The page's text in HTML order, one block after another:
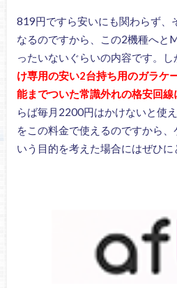
819円ですら安いにも関わらず、
なるのですから、この2機種へと
ったいないぐらいの内容です。し
け専用の安い2台持ち用のガラケ
能までついた常識外れの格安回線
らば毎月2200円はかけないと使
をこの料金で使えるのですから
いう目的を考えた場合にはぜひに